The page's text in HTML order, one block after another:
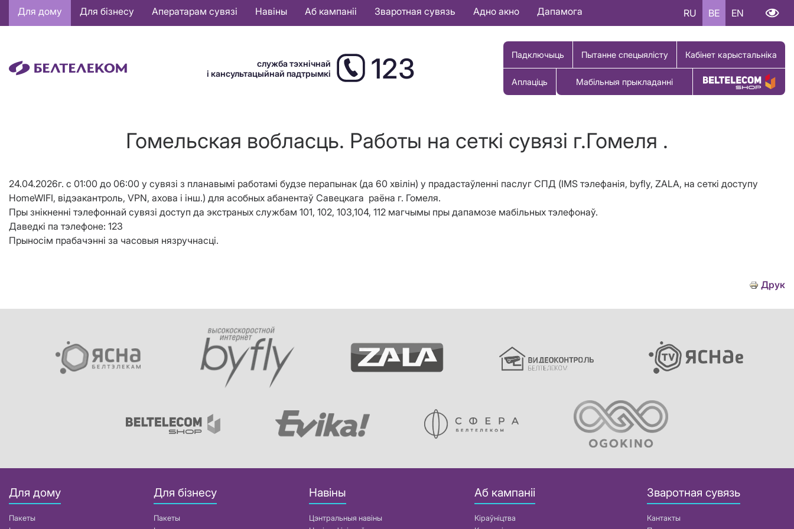
Основная
навигация
Для дому Для бізнесу Аператарам сувязі Навіны Аб кампаніі Зваротная сувязь Адно акно Дапамога RU BE EN
служба тэхнічнай
і кансультацыйнай падтрымкі
123 Падключыць Пытанне спецыялісту Кабінет карыстальніка
Аплаціць Мабільныя прыкладанні Купіць тавар
Гомельская вобласць. Работы на сеткі сувязі г.Гомеля .
24.04.2026г. с 01:00 до 06:00 у сувязі з планавымі работамі будзе перапынак (да 60 хвілін) у прадастаўленні паслуг СПД (IMS тэлефанія, byfly, ZALA, на сеткі доступу
HomeWIFI, відэакантроль, VPN, ахова і інш.) для асобных абанентаў Савецкага раёна г. Гомеля.
Пры знікненні тэлефоннай сувязі доступ да экстраных службам 101, 102, 103,104, 112 магчымы пры дапамозе мабільных тэлефонаў.
Даведкі па тэлефоне: 123
Прыносім прабачэнні за часовыя нязручнасці.
Друк
Для дому
Пакеты
Для бізнесу
Пакеты
Навіны
Цэнтральныя навіны
Аб кампаніі
Кіраўніцтва
Зваротная сувязь
Кантакты